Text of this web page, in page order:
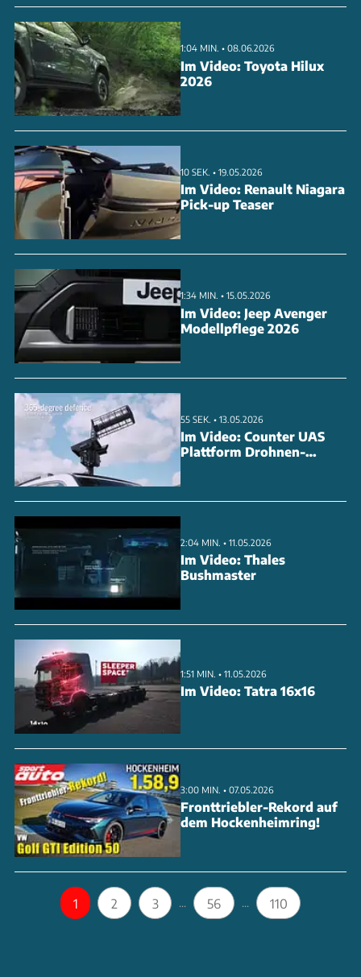
1:04 MIN. • 08.06.2026
Im Video: Toyota Hilux
2026
10 SEK. • 19.05.2026
Im Video: Renault Niagara
Pick-up Teaser
1:34 MIN. • 15.05.2026
Im Video: Jeep Avenger
Modellpflege 2026
55 SEK. • 13.05.2026
Im Video: Counter UAS
Plattform Drohnen-
2:04 MIN. • 11.05.2026
Im Video: Thales
Bushmaster
1:51 MIN. • 11.05.2026
Im Video: Tatra 16x16
3:00 MIN. • 07.05.2026
Fronttriebler-Rekord auf
dem Hockenheimring!
1 2 3 ... 56 ... 110